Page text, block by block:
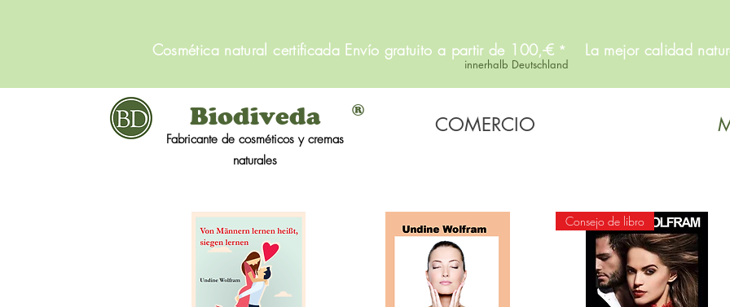
Cosmética natural certificada Envío gratuito a partir de 100,-€ * La mejor calidad
innerhalb Deutschland
Biodiveda
Fabricante de cosméticos y cremas
naturales
®
COMERCIO
Consejo de libro